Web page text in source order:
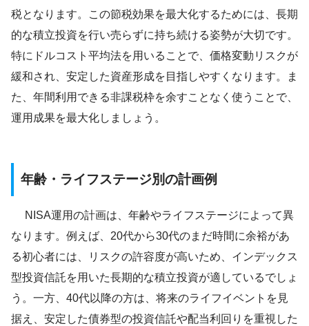
税となります。この節税効果を最大化するためには、長期
的な積立投資を行い売らずに持ち続ける姿勢が大切です。
特にドルコスト平均法を用いることで、価格変動リスクが
緩和され、安定した資産形成を目指しやすくなります。ま
た、年間利用できる非課税枠を余すことなく使うことで、
運用成果を最大化しましょう。
年齢・ライフステージ別の計画例
NISA運用の計画は、年齢やライフステージによって異
なります。例えば、20代から30代のまだ時間に余裕があ
る初心者には、リスクの許容度が高いため、インデックス
型投資信託を用いた長期的な積立投資が適しているでしょ
う。一方、40代以降の方は、将来のライフイベントを見
据え、安定した債券型の投資信託や配当利回りを重視した